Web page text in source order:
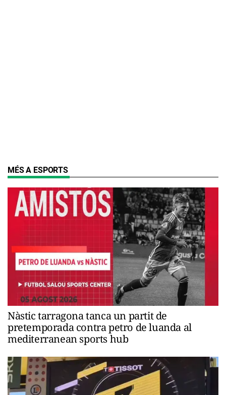
MÉS A ESPORTS
Nàstic tarragona tanca un partit de
pretemporada contra petro de luanda al
mediterranean sports hub